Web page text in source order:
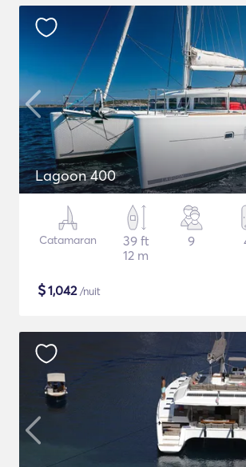
Lagoon 400
Catamaran
39 ft
12 m
9
$1,042/nuit